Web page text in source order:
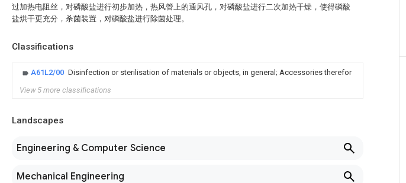
过加热电阻丝，对磷酸盐进行初步加热，热风管上的通风孔，对磷酸盐进行二次加热干燥，使得磷酸
盐烘干更充分，杀菌装置，对磷酸盐进行除菌处理。
Classifications
A61L2/00 Disinfection or sterilisation of materials or objects, in general; Accessories therefor
View 5 more classifications
Landscapes
Engineering & Computer Science
Mechanical Engineering